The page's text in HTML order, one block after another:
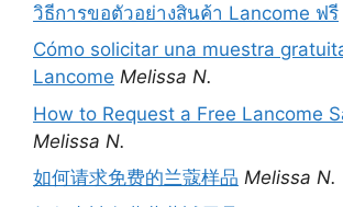
วิธีการขอตัวอย่างสินค้า Lancome ฟรี
Cómo solicitar una muestra
Lancome Melissa N.
How to Request a Free Lancome
Melissa N.
如何请求免费的兰蔻样品 Melissa N.